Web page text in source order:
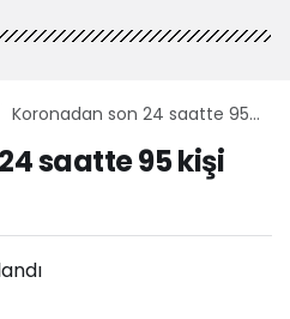
Koronadan son 24 saatte 95
saatte 95 kişi